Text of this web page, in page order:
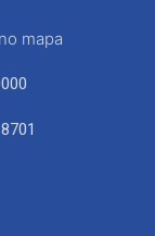
mapa